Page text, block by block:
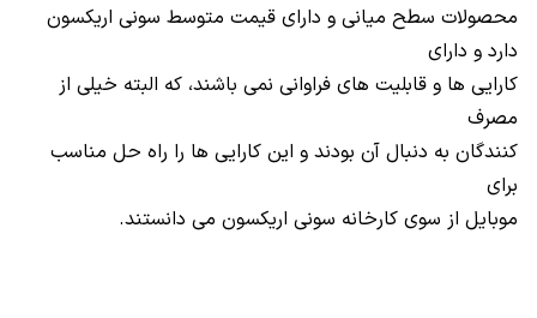
محصولات سطح میانی و دارای قیمت متوسط سونی اریکسون
دارد و دارای
کارایی ها و قابلیت های فراوانی نمی باشند، که البته خیلی از
مصرف
کنندگان به دنبال آن بودند و این کارایی ها را راه حل مناسب
برای
موبایل از سوی کارخانه سونی اریکسون می دانستند.